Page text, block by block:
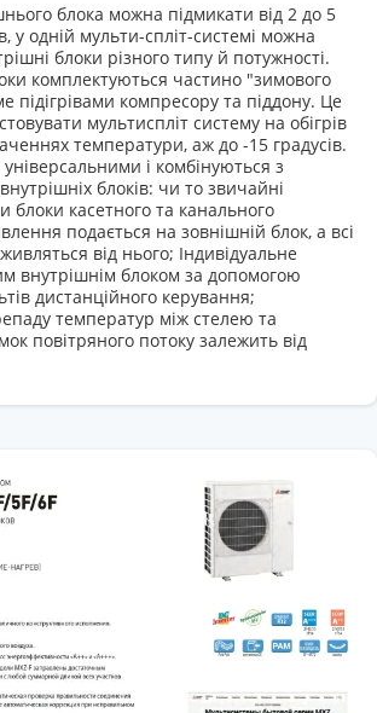
блока можна підмикати від 2 до 5
у одній мульти-спліт-системі можна
блоки різного типу й потужності.
комплектуються частино "зимового
підігрівами компресору та піддону. Це
мультиспліт систему на обігрів
температури, аж до -15 градусів.
і комбінуються з
блоків: чи то звичайні
блоки касетного та канального
подається на зовнішній блок, а всі
від нього; Індивідуальне
внутрішнім блоком за допомогою
дистанційного керування;
температур між стелею та
повітряного потоку залежить від
на обігрів до - 15 С градусів
у разі збою в системі
зберігаючи при цьому всі задані раніше
також оберігає від передчасного
починає служити протягом
та шуму;